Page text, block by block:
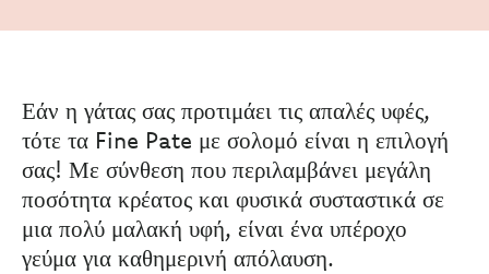
Εάν η γάτας σας προτιμάει τις απαλές υφές,
τότε τα Fine Pate με σολομό είναι η επιλογή
σας! Με σύνθεση που περιλαμβάνει μεγάλη
ποσότητα κρέατος και φυσικά συσταστικά σε
μια πολύ μαλακή υφή, είναι ένα υπέροχο
γεύμα για καθημερινή απόλαυση.